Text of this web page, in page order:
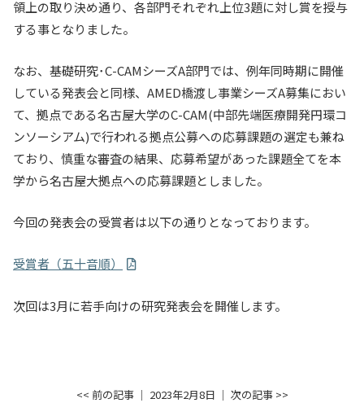
領上の取り決め通り、各部門それぞれ上位3題に対し賞を授与
する事となりました。
なお、基礎研究･C-CAMシーズA部門では、例年同時期に開催
している発表会と同様、AMED橋渡し事業シーズA募集におい
て、拠点である名古屋大学のC-CAM(中部先端医療開発円環コ
ンソーシアム)で行われる拠点公募への応募課題の選定も兼ね
ており、慎重な審査の結果、応募希望があった課題全てを本
学から名古屋大拠点への応募課題としました。
今回の発表会の受賞者は以下の通りとなっております。
受賞者（五十音順）
次回は3月に若手向けの研究発表会を開催します。
<< 前の記事│ 2023年2月8日 │ 次の記事 >>